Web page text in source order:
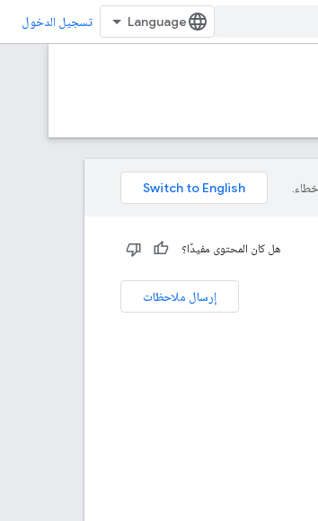
تسجيل الدخول
هل كان المحتوى مفيدًا؟
إرسال ملاحظات